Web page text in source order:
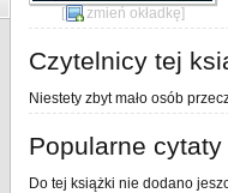
[ zmień okładkę]
Czytelnicy tej
Niestety zbyt mało osób
Popularne cytaty
Do tej książki nie dodano